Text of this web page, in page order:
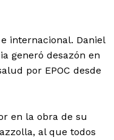
internacional. Daniel
generó desazón en
por EPOC desde
en la obra de su
al que todos